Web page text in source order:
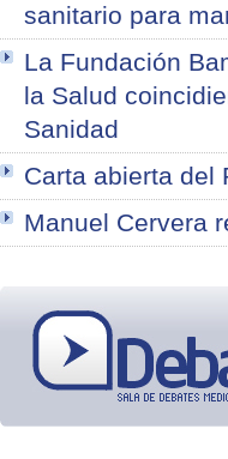
sanitario para
La Fundación
la Salud
Sanidad
Carta abierta del
Manuel Cervera